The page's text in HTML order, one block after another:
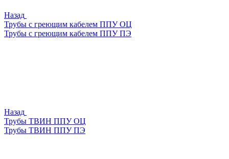
Назад
Трубы с греющим кабелем ППУ ОЦ
Трубы с греющим кабелем ППУ ПЭ
Назад
Трубы ТВИН ППУ ОЦ
Трубы ТВИН ППУ ПЭ